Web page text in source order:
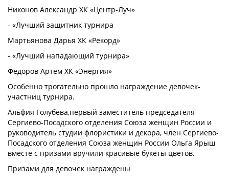
Никонов Александр ХК «Центр-Луч»
- «Лучший защитник турнира
Мартьянова Дарья ХК «Рекорд»
- «Лучший нападающий турнира»
Фёдоров Артём ХК «Энергия»
Особенно трогательно прошло награждение девочек-
участниц турнира.
Альфия Голубева,первый заместитель председателя
Сергиево-Посадского отделения Союза женщин России и
руководитель студии флористики и декора, член Сергиево-
Посадского отделения Союза женщин России Ольга Ярыш
вместе с призами вручили красивые букеты цветов.
Призами для девочек награждены